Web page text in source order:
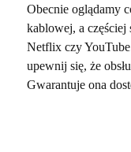
Obecnie oglądamy
kablowej, a
Netflix czy
upewnij się, że
Gwarantuje ona